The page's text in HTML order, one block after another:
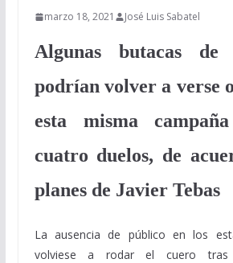
marzo 18, 2021 José Luis Sabatel
Algunas butacas de
podrían volver a verse
esta misma
cuatro duelos, de
planes de Javier Tebas
La ausencia de público en los
volviese a rodar el cuero